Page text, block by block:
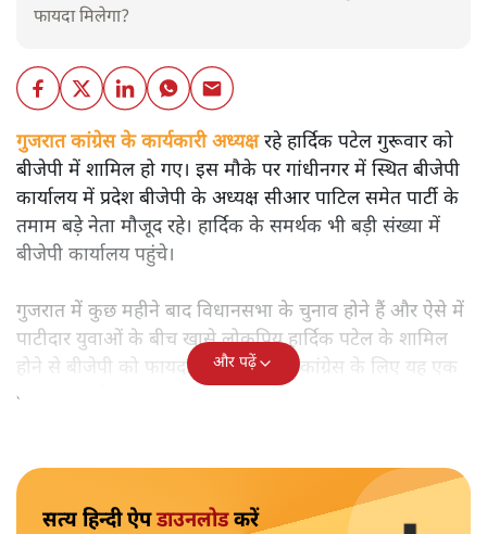
फायदा मिलेगा?
गुजरात कांग्रेस के कार्यकारी अध्यक्षरहे हार्दिक पटेल गुरूवार को
बीजेपी में शामिल हो गए। इस मौके पर गांधीनगर में स्थित बीजेपी
कार्यालय में प्रदेश बीजेपी के अध्यक्ष सीआर पाटिल समेत पार्टी के
तमाम बड़े नेता मौजूद रहे। हार्दिक के समर्थक भी बड़ी संख्या में
बीजेपी कार्यालय पहुंचे।
गुजरात में कुछ महीने बाद विधानसभा के चुनाव होने हैं और ऐसे में
पाटीदार युवाओं के बीच खासे लोकप्रिय हार्दिक पटेल के शामिल
होने से बीजेपी को फायदा मिलेगा जबकि कांग्रेस के लिए यह एक
बड़ा झटका है।
और पढ़ें
सत्य हिन्दी ऐपडाउनलोडकरें